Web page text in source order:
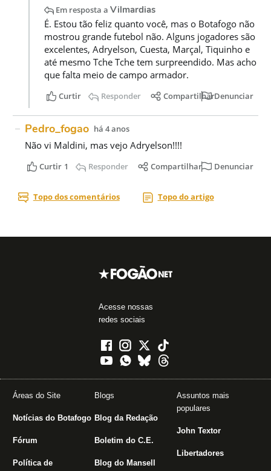
Acesse nossas
redes sociais
Áreas do Site
Notícias do Botafogo
Fórum
Política de
Blogs
Blog da Redação
Boletim do C.E.
Blog do Mansell
Assuntos mais
populares
John Textor
Libertadores